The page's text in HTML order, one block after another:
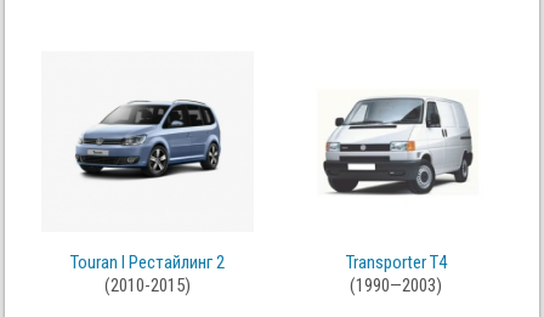
Touran I Рестайлинг 2
(2010-2015)
Transporter T4
(1990—2003)